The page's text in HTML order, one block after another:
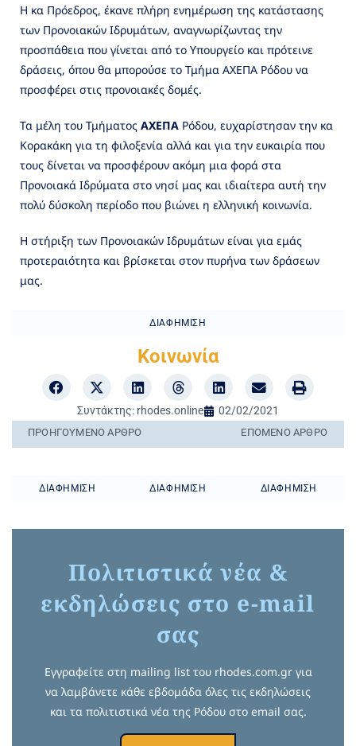
Η κα Πρόεδρος, έκανε πλήρη ενημέρωση της κατάστασης
των Προνοιακών Ιδρυμάτων, αναγνωρίζωντας την
προσπάθεια που γίνεται από το Υπουργείο και πρότεινε
δράσεις, όπου θα μπορούσε το Τμήμα ΑΧΕΠΑ Ρόδου να
προσφέρει στις προνοιακές δομές.
Τα μέλη του Τμήματος ΑΧΕΠΑ Ρόδου, ευχαρίστησαν την κα
Κορακάκη για τη φιλοξενία αλλά και για την ευκαιρία που
τους δίνεται να προσφέρουν ακόμη μια φορά στα
Προνοιακά Ιδρύματα στο νησί μας και ιδιαίτερα αυτή την
πολύ δύσκολη περίοδο που βιώνει η ελληνική κοινωνία.
Η στήριξη των Προνοιακών Ιδρυμάτων είναι για εμάς
προτεραιότητα και βρίσκεται στον πυρήνα των δράσεων
μας.
ΔΙΑΦΉΜΙΣΗ
Κοινωνία
Συντάκτης: rhodes.online 02/02/2021
ΠΡΟΗΓΟΎΜΕΝO ΆΡΘΡΟ ΕΠΌΜΕΝΟ ΆΡΘΡΟ
ΔΙΑΦΉΜΙΣΗ ΔΙΑΦΉΜΙΣΗ ΔΙΑΦΉΜΙΣΗ
Πολιτιστικά νέα &
εκδηλώσεις στο e-mail
σας
Εγγραφείτε στη mailing list του rhodes.com.gr για
να λαμβάνετε κάθε εβδομάδα όλες τις εκδηλώσεις
και τα πολιτιστικά νέα της Ρόδου στο email σας.